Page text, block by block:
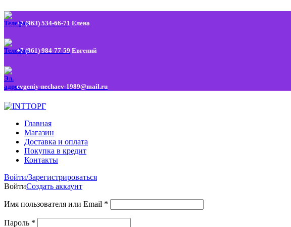
+7 (963) 534-66-71 Елена
+7 (961) 984-77-59 Евгений
evgeniy-nechaev-1989@mail.ru
Главная
Магазин
Доставка и оплата
Покупка в кредит
Контакты
Войти/Зарегистрироваться
ВойтиСоздать аккаунт
Имя пользователя или Email *
Пароль *